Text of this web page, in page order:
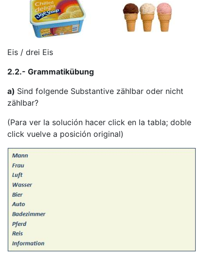
Eis / drei Eis
2.2.- Grammatikübung
a) Sind folgende Substantive zählbar oder nicht
zählbar?
(Para ver la solución hacer click en la tabla; doble
click vuelve a posición original)